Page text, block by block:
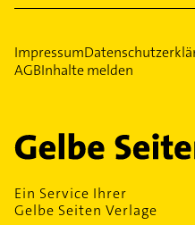
Impressum
AGBInhalte melden
Ein Service Ihrer
Gelbe Seiten Verlage